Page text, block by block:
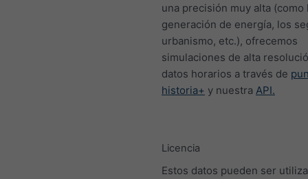
una precisión muy alta (como
generación de energía, los
urbanismo, etc.), ofrecemos
simulaciones de alta
datos horarios a través de
historia+ y nuestra API.
Licencia
Estos datos pueden ser